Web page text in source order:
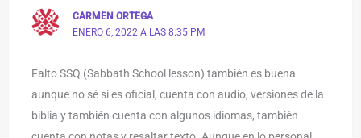
CARMEN ORTEGA
ENERO 6, 2022 A LAS 8:35 PM
Falto SSQ (Sabbath School lesson) también es buena
aunque no sé si es oficial, cuenta con audio, versiones de la
biblia y también cuenta con algunos idiomas, también